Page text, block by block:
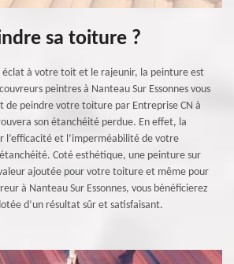
sa toiture ?
éclat à votre toit et le rajeunir, la peinture est
peintres à Nanteau Sur Essonnes vous
de peindre votre toiture par Entreprise CN à
son étanchéité perdue. En effet, la
l’efficacité et l’imperméabilité de votre
Coté esthétique, une peinture sur
ajoutée pour votre toiture et même pour
à Nanteau Sur Essonnes, vous bénéficierez
d’un résultat sûr et satisfaisant.